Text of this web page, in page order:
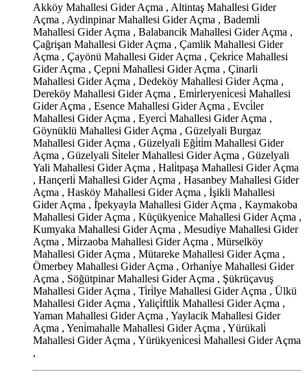
Akköy Mahallesi Gider Açma , Altintaş Mahallesi Gider
Açma , Aydinpinar Mahallesi Gider Açma , Bademli̇
Mahallesi Gider Açma , Balabancik Mahallesi Gider Açma ,
Çağrişan Mahallesi Gider Açma , Çamlik Mahallesi Gider
Açma , Çayönü Mahallesi Gider Açma , Çekri̇ce Mahallesi
Gider Açma , Çepni̇ Mahallesi Gider Açma , Çinarli
Mahallesi Gider Açma , Dedeköy Mahallesi Gider Açma ,
Dereköy Mahallesi Gider Açma , Emi̇rleryeni̇cesi̇ Mahallesi
Gider Açma , Esence Mahallesi Gider Açma , Evci̇ler
Mahallesi Gider Açma , Eyerci̇ Mahallesi Gider Açma ,
Göynüklü Mahallesi Gider Açma , Güzelyali Burgaz
Mahallesi Gider Açma , Güzelyali Eği̇ti̇m Mahallesi Gider
Açma , Güzelyali Si̇teler Mahallesi Gider Açma , Güzelyali
Yali Mahallesi Gider Açma , Hali̇tpaşa Mahallesi Gider Açma
, Hançerli̇ Mahallesi Gider Açma , Hasanbey Mahallesi Gider
Açma , Hasköy Mahallesi Gider Açma , İşikli Mahallesi
Gider Açma , İ̇pekyayla Mahallesi Gider Açma , Kaymakoba
Mahallesi Gider Açma , Küçükyeni̇ce Mahallesi Gider Açma ,
Kumyaka Mahallesi Gider Açma , Mesudi̇ye Mahallesi Gider
Açma , Mi̇rzaoba Mahallesi Gider Açma , Mürselköy
Mahallesi Gider Açma , Mütareke Mahallesi Gider Açma ,
Ömerbey Mahallesi Gider Açma , Orhani̇ye Mahallesi Gider
Açma , Söğütpinar Mahallesi Gider Açma , Şükrüçavuş
Mahallesi Gider Açma , Ti̇ri̇lye Mahallesi Gider Açma , Ülkü
Mahallesi Gider Açma , Yaliçi̇ftli̇k Mahallesi Gider Açma ,
Yaman Mahallesi Gider Açma , Yaylacik Mahallesi Gider
Açma , Yeni̇mahalle Mahallesi Gider Açma , Yürükali̇
Mahallesi Gider Açma , Yürükyeni̇cesi̇ Mahallesi Gider Açma
,